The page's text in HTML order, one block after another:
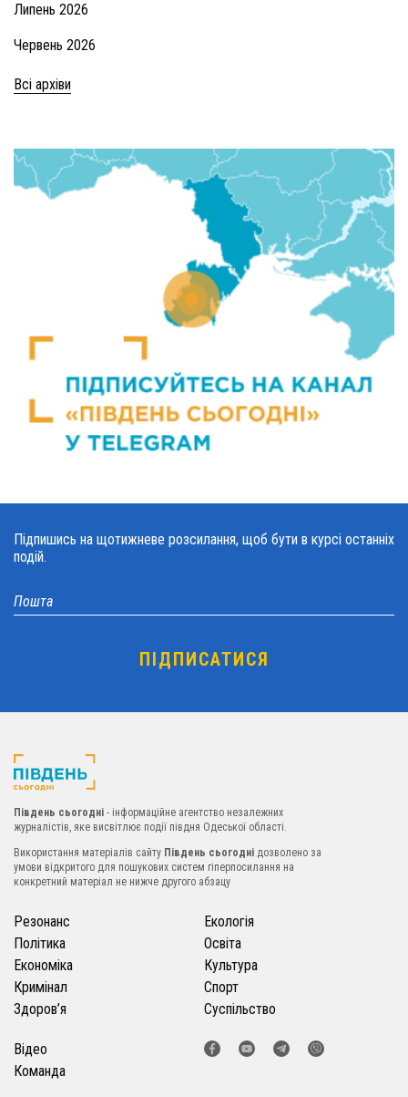
Липень 2026
Червень 2026
Всі архіви
Підпишись на щотижневе розсилання, щоб бути в курсі останніх
подій.
Південь сьогодні - інформаційне агентство незалежних
журналістів, яке висвітлює події півдня Одеської області.
Використання матеріалів сайту Південь сьогодні дозволено за
умови відкритого для пошукових систем гіперпосилання на
конкретний матеріал не нижче другого абзацу
Резонанс
Політика
Економіка
Кримінал
Здоров’я
Екологія
Освіта
Культура
Спорт
Суспільство
Відео
Команда